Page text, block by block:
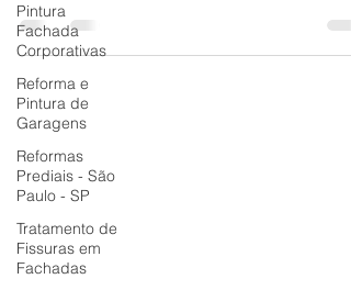
Pintura
Fachada
Corporativas
Reforma e
Pintura de
Garagens
Reformas
Prediais - São
Paulo - SP
Tratamento de
Fissuras em
Fachadas
repaginação da fachada de um prédio. Ela
é necessária, pois com o passar do tempo,
naturalmente, as construções precisam de
reparos para manter o imóvel bem
conservado e evitar complicações. A
impermeabilização é um componente
essencial de proteção da fachada do
condomínio. Por isso, problemas em
impermeabilizações na fachada exigem
rápida resolução. Limpeza fachada é um
serviço remoção impurezas